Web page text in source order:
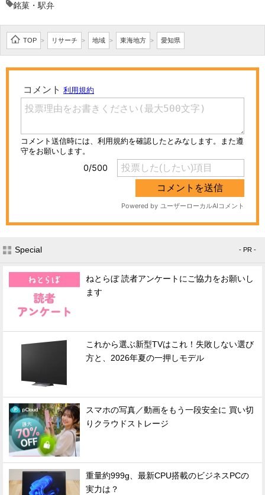
銘菓・駅弁
TOP > リサーチ > 地域 > 東海地方 > 愛知県
Special - PR -
ねとらぼ 読者アンケートにご協力をお願いし
ます
これから選ぶ新型TVはこれ！失敗しない選び
方と、2026年夏の一押しモデル
スマホの写真／動画をもう一段安全に 買い切
りクラウドストレージ
重量約999g、最新CPU搭載のビジネスPCの
実力は？